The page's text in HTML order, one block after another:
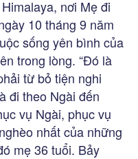
nơi Mẹ đi
10 tháng 9 năm
sống yên bình của
trong lòng. “Đó là
từ bỏ tiện nghi
đi theo Ngài đến
vụ Ngài, phục vụ
nhất của những
mẹ 36 tuổi. Bảy